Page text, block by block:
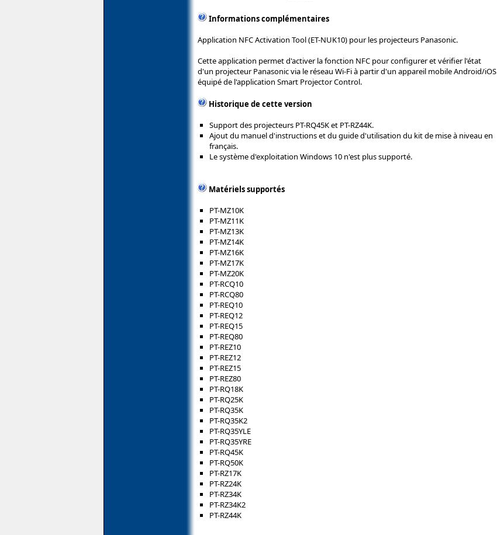
Informations complémentaires
Application NFC Activation Tool (ET-NUK10) pour les projecteurs Panasonic.
Cette application permet d'activer la fonction NFC pour configurer et vérifier l'état
d'un projecteur Panasonic via le réseau Wi-Fi à partir d'un appareil mobile Android/iOS
équipé de l'application Smart Projector Control.
Historique de cette version
Support des projecteurs PT-RQ45K et PT-RZ44K.
Ajout du manuel d'instructions et du guide d'utilisation du kit de mise à niveau en
français.
Le système d'exploitation Windows 10 n'est plus supporté.
Matériels supportés
PT-MZ10K
PT-MZ11K
PT-MZ13K
PT-MZ14K
PT-MZ16K
PT-MZ17K
PT-MZ20K
PT-RCQ10
PT-RCQ80
PT-REQ10
PT-REQ12
PT-REQ15
PT-REQ80
PT-REZ10
PT-REZ12
PT-REZ15
PT-REZ80
PT-RQ18K
PT-RQ25K
PT-RQ35K
PT-RQ35K2
PT-RQ35YLE
PT-RQ35YRE
PT-RQ45K
PT-RQ50K
PT-RZ17K
PT-RZ24K
PT-RZ34K
PT-RZ34K2
PT-RZ44K